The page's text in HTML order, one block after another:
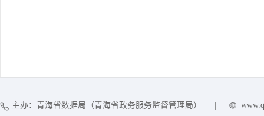
主办：青海省数据局（青海省政务服务监督管理局）